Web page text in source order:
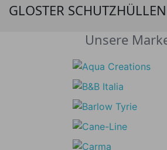
GLOSTER
Unsere